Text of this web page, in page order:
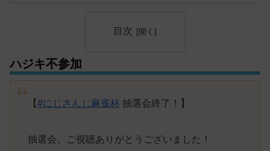
目次
ハジキ不参加
【#にじさんじ麻雀杯抽選会終了！】
抽選会、ご視聴ありがとうございました！